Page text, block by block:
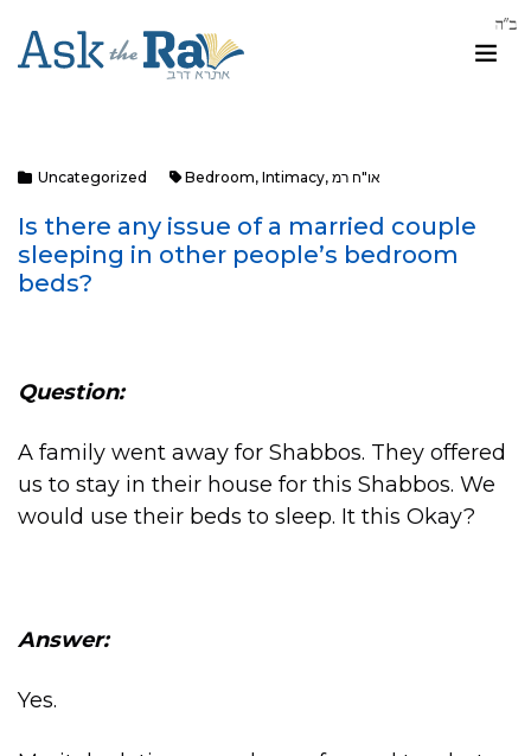
Uncategorized Bedroom, Intimacy, או"ח רמ
Is there any issue of a married couple
sleeping in other people’s bedroom
beds?
Question:
A family went away for Shabbos. They offered
us to stay in their house for this Shabbos. We
would use their beds to sleep. It this Okay?
Answer:
Yes.